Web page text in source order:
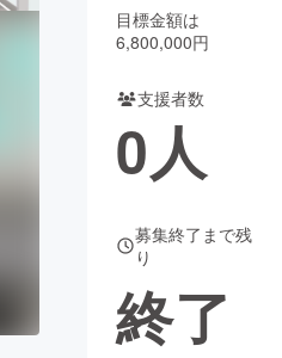
チャレンジ
CAMPFIRE Creation
目標金額は
6,800,000円
支援者数
0人
募集終了まで残
り
終了